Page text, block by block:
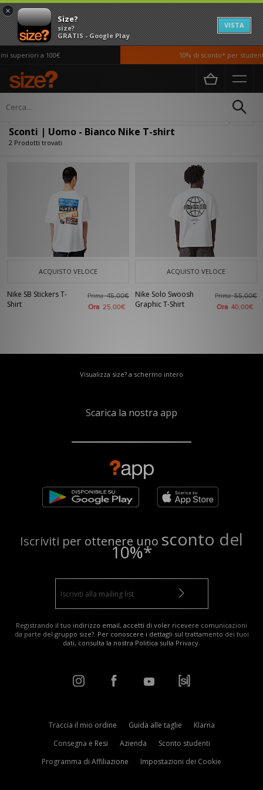
×
Size?
size?
GRATIS - Google Play
VISTA
superiori a 100€ 10% di sconto* per
Home Uomo
Sconti | Uomo - Bianco Nike T-shirt
2 Prodotti trovati
ACQUISTO VELOCE
Nike SB Stickers T-
Shirt
Prima45,00€
Ora 25,00€
ACQUISTO VELOCE
Nike Solo Swoosh
Graphic T-Shirt
Prima55,00€
Ora 40,00€
Visualizza size? a schermo intero
Scarica la nostra app
Iscriviti per ottenere uno sconto del
10%*
Registrando il tuo indirizzo email, accetti di voler ricevere comunicazioni
da parte del gruppo size?. Per conoscere i dettagli sul trattamento dei tuoi
dati, consulta la nostra Politica sulla Privacy.
Traccia il mio ordine Guida alle taglie
Klarna
Consegna e Resi
Azienda
Sconto studenti
Programma di Affiliazione
Impostazioni dei Cookie